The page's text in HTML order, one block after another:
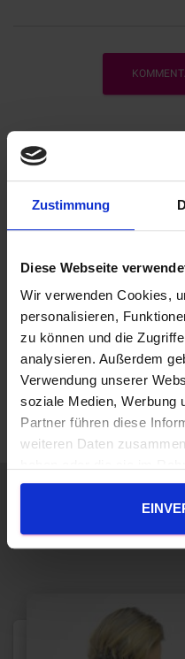
Zustimmung
Diese Webseite
Wir verwenden Cookies,
personalisieren,
zu können und die
analysieren. Außerdem
Verwendung unserer
soziale Medien, Werbung
Partner führen diese
weiteren Daten
gesammelt haben.
Suche …
Neueste